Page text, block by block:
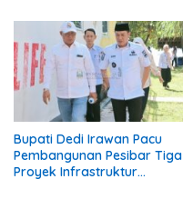
Bupati Dedi Irawan Pacu
Pembangunan Pesibar Tiga
Proyek Infrastruktur